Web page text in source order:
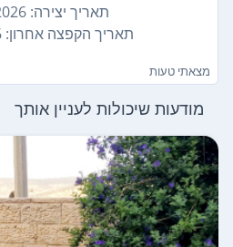
תאריך יצירה: 13/03/2026
תאריך הקפצה אחרון: 13/03/2026
מצאתי טעות
מודעות שיכולות לעניין אותך